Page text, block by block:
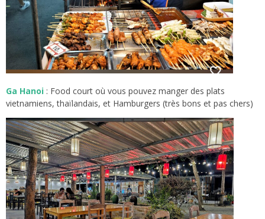
Ga Hanoi : Food court où vous pouvez manger des plats
vietnamiens, thaïlandais, et Hamburgers (très bons et pas chers)